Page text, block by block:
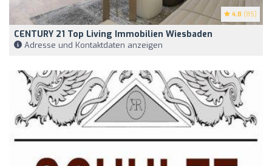
4.8 (85)
CENTURY 21 Top Living Immobilien Wiesbaden
Adresse und Kontaktdaten anzeigen